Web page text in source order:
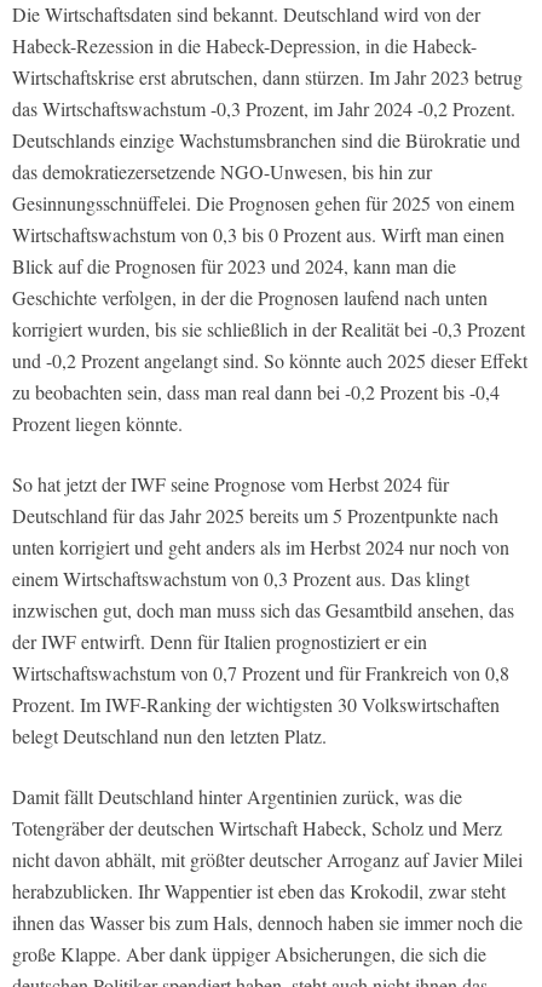
Die Wirtschaftsdaten sind bekannt. Deutschland wird von der
Habeck-Rezession in die Habeck-Depression, in die Habeck-
Wirtschaftskrise erst abrutschen, dann stürzen. Im Jahr 2023 betrug
das Wirtschaftswachstum -0,3 Prozent, im Jahr 2024 -0,2 Prozent.
Deutschlands einzige Wachstumsbranchen sind die Bürokratie und
das demokratiezersetzende NGO-Unwesen, bis hin zur
Gesinnungsschnüffelei. Die Prognosen gehen für 2025 von einem
Wirtschaftswachstum von 0,3 bis 0 Prozent aus. Wirft man einen
Blick auf die Prognosen für 2023 und 2024, kann man die
Geschichte verfolgen, in der die Prognosen laufend nach unten
korrigiert wurden, bis sie schließlich in der Realität bei -0,3 Prozent
und -0,2 Prozent angelangt sind. So könnte auch 2025 dieser Effekt
zu beobachten sein, dass man real dann bei -0,2 Prozent bis -0,4
Prozent liegen könnte.
So hat jetzt der IWF seine Prognose vom Herbst 2024 für
Deutschland für das Jahr 2025 bereits um 5 Prozentpunkte nach
unten korrigiert und geht anders als im Herbst 2024 nur noch von
einem Wirtschaftswachstum von 0,3 Prozent aus. Das klingt
inzwischen gut, doch man muss sich das Gesamtbild ansehen, das
der IWF entwirft. Denn für Italien prognostiziert er ein
Wirtschaftswachstum von 0,7 Prozent und für Frankreich von 0,8
Prozent. Im IWF-Ranking der wichtigsten 30 Volkswirtschaften
belegt Deutschland nun den letzten Platz.
Damit fällt Deutschland hinter Argentinien zurück, was die
Totengräber der deutschen Wirtschaft Habeck, Scholz und Merz
nicht davon abhält, mit größter deutscher Arroganz auf Javier Milei
herabzublicken. Ihr Wappentier ist eben das Krokodil, zwar steht
ihnen das Wasser bis zum Hals, dennoch haben sie immer noch die
große Klappe. Aber dank üppiger Absicherungen, die sich die